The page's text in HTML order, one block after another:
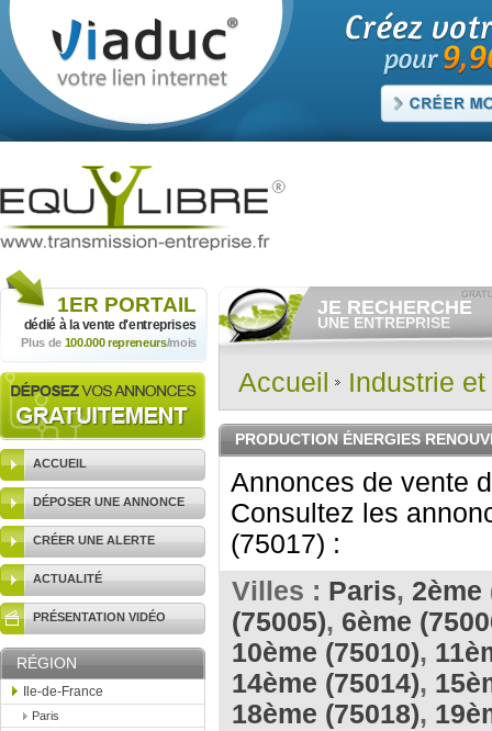
1ER PORTAIL
dédié à la vente d'entreprises
Plus de 100.000 repreneurs/mois
ACCUEIL
DÉPOSER UNE ANNONCE
CRÉER UNE ALERTE
ACTUALITÉ
PRÉSENTATION VIDÉO
RÉGION
Ile-de-France
Paris
JE RECHERCHE
UNE ENTREPRISE
Consulter gratuitementles
vendre.
Et/ou déposergratuitement
RECHERCHER UNE
ANNONCE
Accueil Industrie
PRODUCTION ÉNERGIES
Annonces de vente
Consultez les
(75017) :
Villes : Paris, 2ème
(75005), 6ème
10ème (75010),
14ème (75014),
18ème (75018),